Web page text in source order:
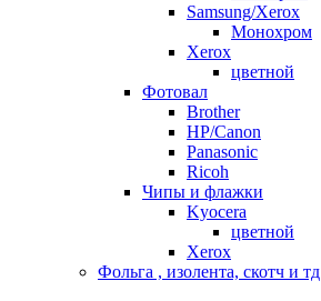
Samsung/Xerox
Монохром
Xerox
цветной
Фотовал
Brother
HP/Canon
Panasonic
Ricoh
Чипы и флажки
Kyocera
цветной
Xerox
Фольга , изолента, скотч и тд